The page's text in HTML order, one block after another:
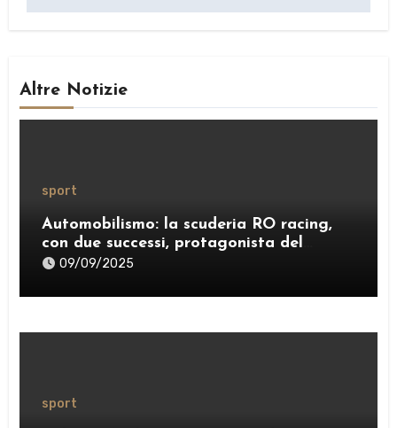
Altre Notizie
sport
Automobilismo: la scuderia RO racing,
con due successi, protagonista del
weekend
09/09/2025
sport